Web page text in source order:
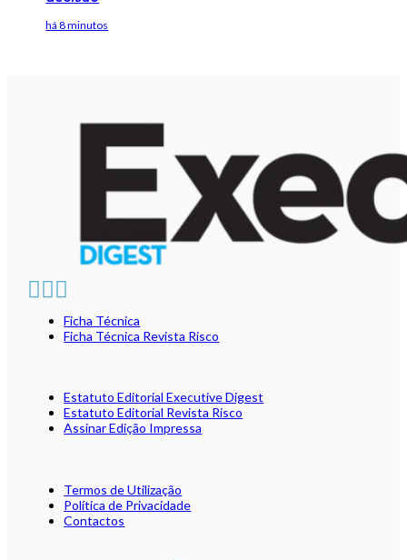
há 8 minutos
Ficha Técnica
Ficha Técnica Revista Risco
Estatuto Editorial Executive Digest
Estatuto Editorial Revista Risco
Assinar Edição Impressa
Termos de Utilização
Política de Privacidade
Contactos